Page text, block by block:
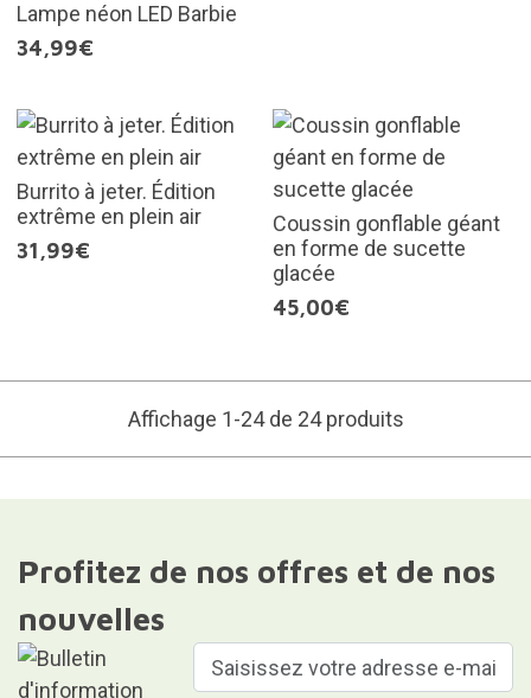
Lampe néon LED Barbie
34,99€
Burrito à jeter. Édition
extrême en plein air
31,99€
Coussin gonflable géant
en forme de sucette
glacée
45,00€
Affichage 1-24 de 24 produits
Profitez de nos offres et de nos
nouvelles